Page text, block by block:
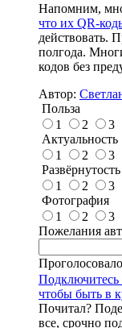
Напомним,
что их QR-
действовать.
полгода.
кодов без
Автор:
Польза
1
2 3
Актуальность
1
2 3
Развёрнутость
1
2 3
Фотография
1
2 3
Пожелания
чтобы быть в
Почитал?
все, срочно